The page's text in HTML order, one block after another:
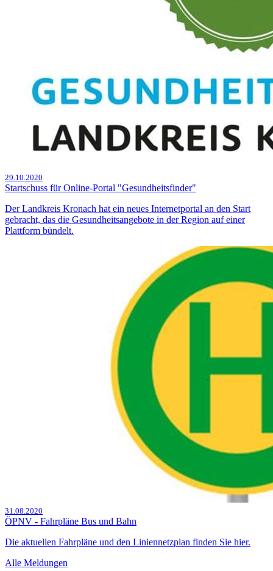
29.10.2020
Startschuss für Online-Portal "Gesundheitsfinder"
Der Landkreis Kronach hat ein neues Internetportal an den Start
gebracht, das die Gesundheitsangebote in der Region auf einer
Plattform bündelt.
31.08.2020
ÖPNV - Fahrpläne Bus und Bahn
Die aktuellen Fahrpläne und den Liniennetzplan finden Sie hier.
Alle Meldungen